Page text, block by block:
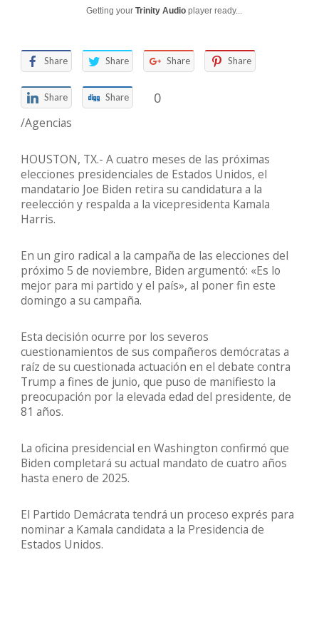
Getting your Trinity Audio player ready...
Share Share Share Share
Share Share 0
/Agencias
HOUSTON, TX.- A cuatro meses de las próximas
elecciones presidenciales de Estados Unidos, el
mandatario Joe Biden retira su candidatura a la
reelección y respalda a la vicepresidenta Kamala
Harris.
En un giro radical a la campaña de las elecciones del
próximo 5 de noviembre, Biden argumentó: «Es lo
mejor para mi partido y el país», al poner fin este
domingo a su campaña.
Esta decisión ocurre por los severos
cuestionamientos de sus compañeros demócratas a
raíz de su cuestionada actuación en el debate contra
Trump a fines de junio, que puso de manifiesto la
preocupación por la elevada edad del presidente, de
81 años.
La oficina presidencial en Washington confirmó que
Biden completará su actual mandato de cuatro años
hasta enero de 2025.
El Partido Demácrata tendrá un proceso exprés para
nominar a Kamala candidata a la Presidencia de
Estados Unidos.